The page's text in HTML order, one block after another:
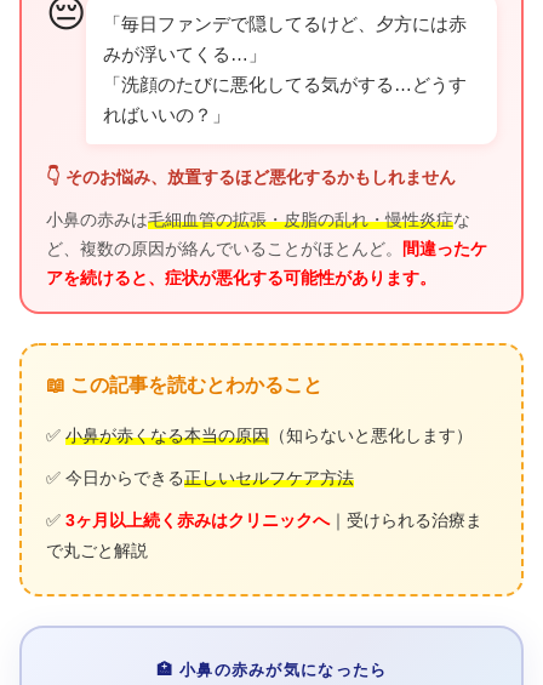
😔
「毎日ファンデで隠してるけど、夕方には赤
みが浮いてくる…」
「洗顔のたびに悪化してる気がする…どうす
ればいいの？」
👇 そのお悩み、放置するほど悪化するかもしれません
小鼻の赤みは毛細血管の拡張・皮脂の乱れ・慢性炎症な
ど、複数の原因が絡んでいることがほとんど。
間違ったケ
アを続けると、症状が悪化する可能性があります。
📖 この記事を読むとわかること
✅ 小鼻が赤くなる本当の原因 （知らないと悪化します）
✅ 今日からできる正しいセルフケア方法
✅ 3ヶ月以上続く赤みはクリニックへ｜受けられる治療ま
で丸ごと解説
🏥 小鼻の赤みが気になったら